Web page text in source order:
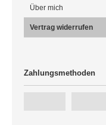
Über mich
Vertrag widerrufen
Zahlungsmethoden